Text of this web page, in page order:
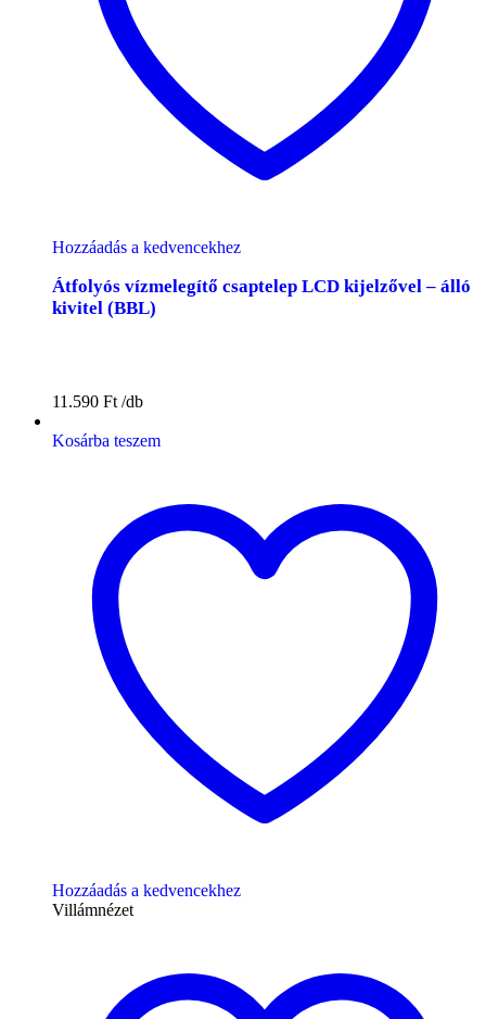
Hozzáadás a kedvencekhez
Átfolyós vízmelegítő csaptelep LCD kijelzővel – álló
kivitel (BBL)
11.590 Ft
Kosárba teszem
Hozzáadás a kedvencekhez
Villámnézet